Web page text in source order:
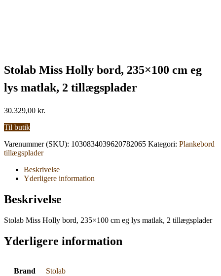
Stolab Miss Holly bord, 235×100 cm eg
lys matlak, 2 tillægsplader
30.329,00 kr.
Til butik
Varenummer (SKU): 1030834039620782065 Kategori: Plankebord
tillægsplader
Beskrivelse
Yderligere information
Beskrivelse
Stolab Miss Holly bord, 235×100 cm eg lys matlak, 2 tillægsplader
Yderligere information
Brand Stolab